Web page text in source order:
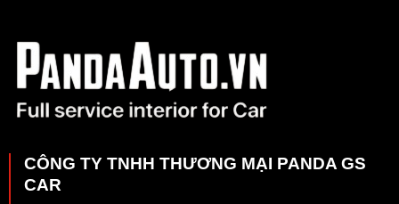
CÔNG TY TNHH THƯƠNG MẠI PANDA GS
CAR